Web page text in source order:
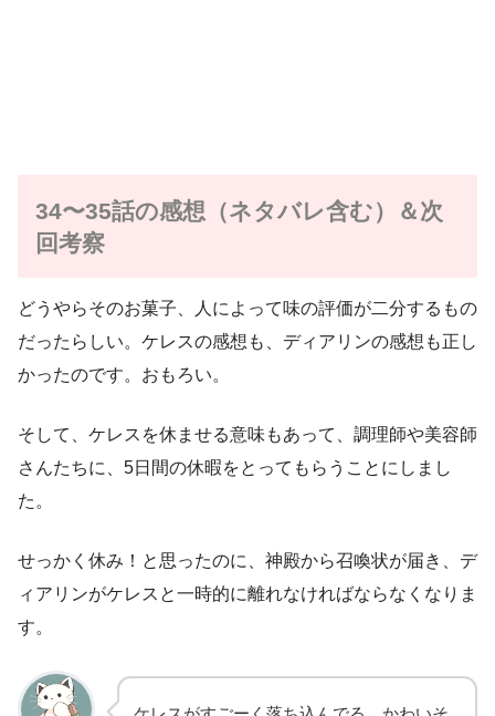
34〜35話の感想（ネタバレ含む）＆次
回考察
どうやらそのお菓子、人によって味の評価が二分するもの
だったらしい。ケレスの感想も、ディアリンの感想も正し
かったのです。おもろい。
そして、ケレスを休ませる意味もあって、調理師や美容師
さんたちに、5日間の休暇をとってもらうことにしまし
た。
せっかく休み！と思ったのに、神殿から召喚状が届き、デ
ィアリンがケレスと一時的に離れなければならなくなりま
す。